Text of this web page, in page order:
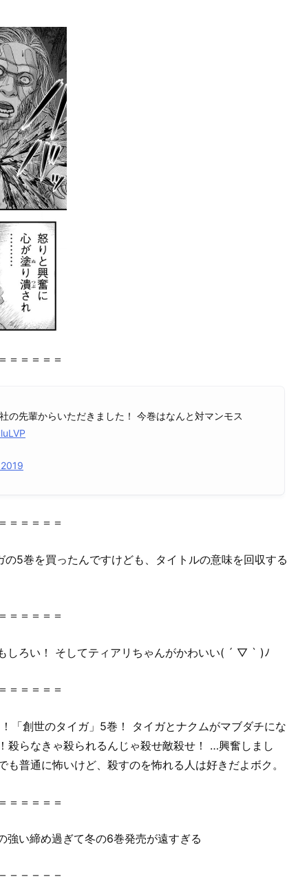
＝＝＝＝＝
の先輩からいただきました！ 今巻はなんと対マンモス
＝＝＝＝＝
5巻を買ったんですけども、タイトルの意味を回収する
＝＝＝＝＝
しろい！ そしてティアリちゃんがかわいい( ´ ▽ ` )ﾉ
＝＝＝＝＝
「創世のタイガ」5巻！ タイガとナクムがマブダチにな
殺らなきゃ殺られるんじゃ殺せ敵殺せ！ …興奮しまし
普通に怖いけど、殺すのを怖れる人は好きだよボク。
＝＝＝＝＝
い締め過ぎて冬の6巻発売が遠すぎる